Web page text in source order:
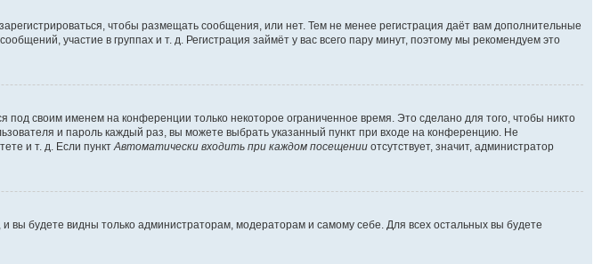
чтобы размещать сообщения, или нет. Тем не менее регистрация даёт вам дополнительные
участие в группах и т. д. Регистрация займёт у вас всего пару минут, поэтому мы рекомендуем это
под своим именем на конференции только некоторое ограниченное время. Это сделано для того, чтобы никто
и пароль каждый раз, вы можете выбрать указанный пункт при входе на конференцию. Не
и т. д. Если пункт Автоматически входить при каждом посещении отсутствует, значит, администратор
, и вы будете видны только администраторам, модераторам и самому себе. Для всех остальных вы будете